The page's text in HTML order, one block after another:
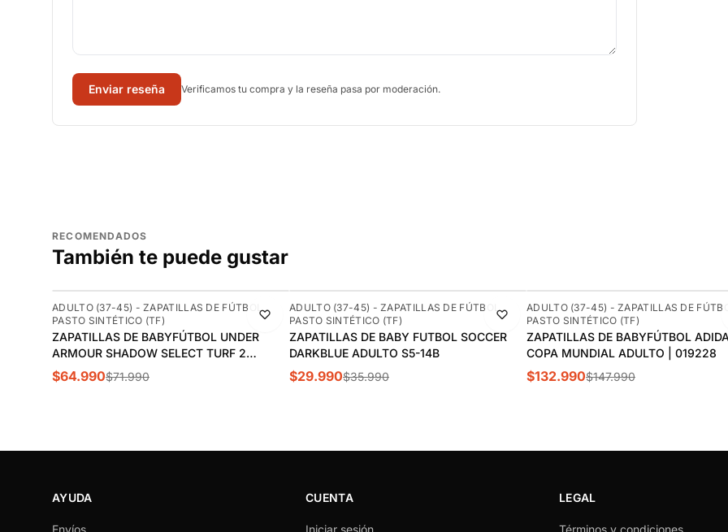
Enviar reseña Verificamos tu compra y la reseña pasa por moderación.
RECOMENDADOS
También te puede gustar
-10%
ADULTO (37-45) - ZAPATILLAS DE FÚTBOL
PASTO SINTÉTICO (TF)
ZAPATILLAS DE BABYFÚTBOL UNDER
ARMOUR SHADOW SELECT TURF 2
HOMBRE | 3028434-100
$64.990$71.990
-17%
ADULTO (37-45) - ZAPATILLAS DE FÚTBOL
PASTO SINTÉTICO (TF)
ZAPATILLAS DE BABY FUTBOL SOCCER
DARKBLUE ADULTO S5-14B
$29.990$35.990
-10%
ADULTO (37-45) - ZAPATILLAS DE
PASTO SINTÉTICO (TF)
ZAPATILLAS DE BABYFÚTBOL
COPA MUNDIAL ADULTO | 019228
$132.990$147.990
AYUDA
Envíos
CUENTA
Iniciar sesión
LEGAL
Términos y condiciones